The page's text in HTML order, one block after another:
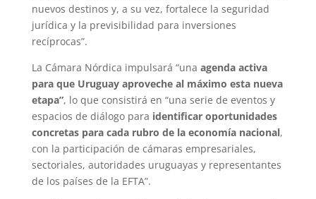
nuevos destinos y, a su vez, fortalece la seguridad
jurídica y la previsibilidad para inversiones
recíprocas”.
La Cámara Nórdica impulsará “una agenda activa
para que Uruguay aproveche al máximo esta nueva
etapa”, lo que consistirá en “una serie de eventos y
espacios de diálogo para identificar oportunidades
concretas para cada rubro de la economía nacional,
con la participación de cámaras empresariales,
sectoriales, autoridades uruguayas y representantes
de los países de la EFTA”.